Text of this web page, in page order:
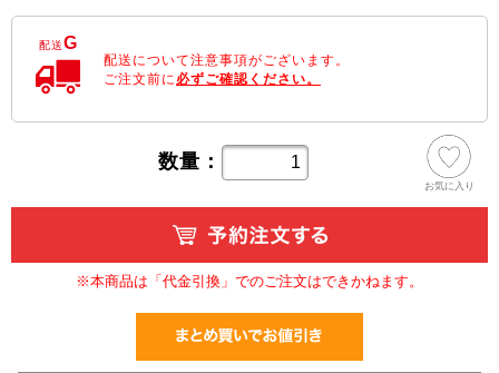
配送G
配送について注意事項がございます。
ご注文前に 必ずご確認ください。
数量：
お気に入り
※本商品は「代金引換」でのご注文はできかねます。